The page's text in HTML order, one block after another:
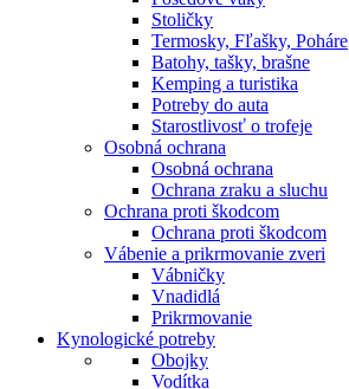
Stoličky
Termosky, Fľašky, Poháre
Batohy, tašky, brašne
Kemping a turistika
Potreby do auta
Starostlivosť o trofeje
Osobná ochrana
Osobná ochrana
Ochrana zraku a sluchu
Ochrana proti škodcom
Ochrana proti škodcom
Vábenie a prikrmovanie zveri
Vábničky
Vnadidlá
Prikrmovanie
Kynologické potreby
Obojky
Vodítka